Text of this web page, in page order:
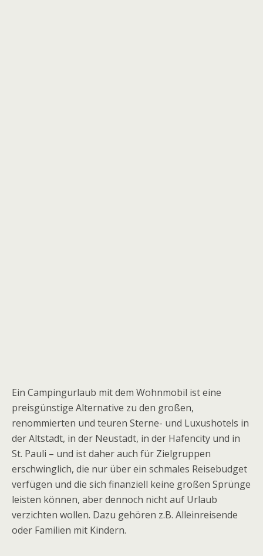
Ein Campingurlaub mit dem Wohnmobil ist eine
preisgünstige Alternative zu den großen,
renommierten und teuren Sterne- und Luxushotels in
der Altstadt, in der Neustadt, in der Hafencity und in
St. Pauli – und ist daher auch für Zielgruppen
erschwinglich, die nur über ein schmales Reisebudget
verfügen und die sich finanziell keine großen Sprünge
leisten können, aber dennoch nicht auf Urlaub
verzichten wollen. Dazu gehören z.B. Alleinreisende
oder Familien mit Kindern.